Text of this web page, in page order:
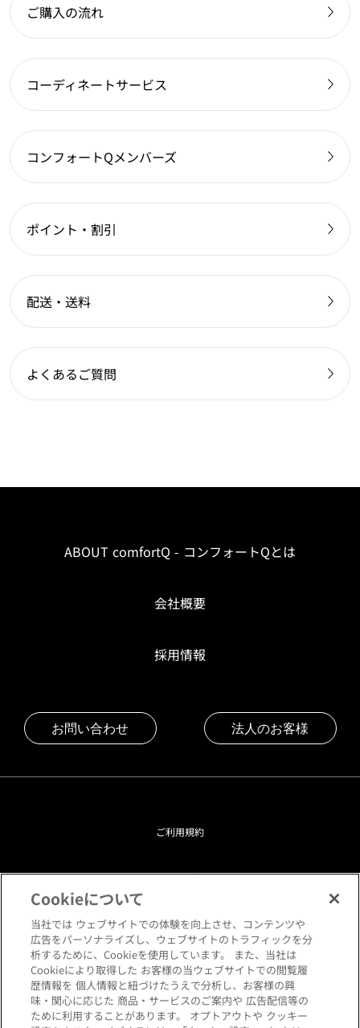
ご購入の流れ
コーディネートサービス
コンフォートQメンバーズ
ポイント・割引
配送・送料
よくあるご質問
ABOUT comfortQ - コンフォートQとは
会社概要
採用情報
お問い合わせ 法人のお客様
ご利用規約
プライバシーポリシー
クッキーポリシー
閲覧環境について
サイトマップ
Cookieについて
当社では ウェブサイトでの体験を向上させ、コンテンツや
広告をパーソナライズし、ウェブサイトのトラフィックを分
析するために、Cookieを使用しています。 また、当社は
Cookieにより取得した お客様の当ウェブサイトでの閲覧履
歴情報を 個人情報と紐づけたうえで分析し、お客様の興
味・関心に応じた 商品・サービスのご案内や 広告配信等の
ために利用することがあります。 オプトアウトや クッキー